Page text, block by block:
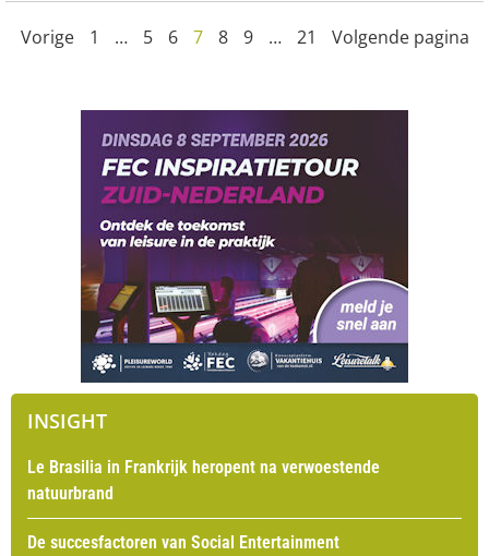
Vorige 1 … 5 6 7 8 9 … 21 Volgende pagina
INSIGHT
Le Brasilia in Frankrijk heropent na verwoestende
natuurbrand
De succesfactoren van Social Entertainment